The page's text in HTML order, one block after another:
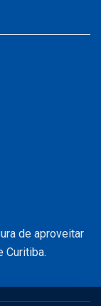
de aproveitar
Curitiba.